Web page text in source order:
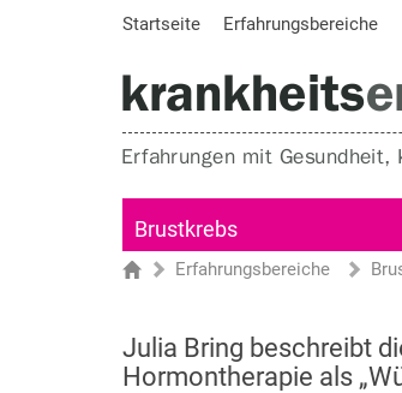
Startseite Erfahrungsbereiche
Brustkrebs
Sie sind hier
StartseiteErfahrungsbereiche
Julia Bring beschreibt
Hormontherapie als